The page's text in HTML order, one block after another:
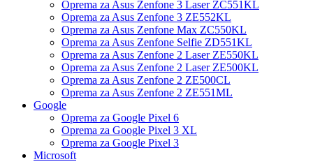
Oprema za Asus Zenfone 3 Laser ZC551KL
Oprema za Asus Zenfone 3 ZE552KL
Oprema za Asus Zenfone Max ZC550KL
Oprema za Asus Zenfone Selfie ZD551KL
Oprema za Asus Zenfone 2 Laser ZE550KL
Oprema za Asus Zenfone 2 Laser ZE500KL
Oprema za Asus Zenfone 2 ZE500CL
Oprema za Asus Zenfone 2 ZE551ML
Google
Oprema za Google Pixel 6
Oprema za Google Pixel 3 XL
Oprema za Google Pixel 3
Microsoft